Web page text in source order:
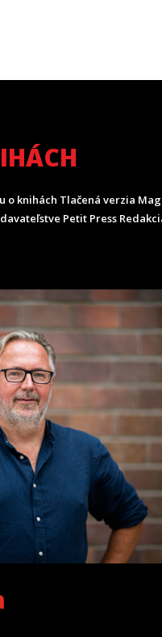
o knihách Tlačená verzia
Petit Press